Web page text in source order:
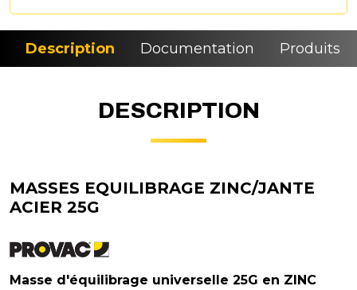
Description Documentation Produits
DESCRIPTION
MASSES EQUILIBRAGE ZINC/JANTE
ACIER 25G
Masse d'équilibrage universelle 25G en ZINC